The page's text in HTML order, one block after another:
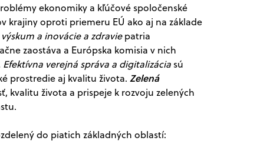
ekonomiky a kľúčové spoločenské
krajiny oproti priemeru EÚ ako aj na základe
a inovácie a zdraviepatria
zaostáva a Európska komisia v nich
Efektívna verejná správa a digitalizácia sú
prostredie aj kvalitu života. Zelená
života a prispeje k rozvoju zelených
do piatich základných oblastí: